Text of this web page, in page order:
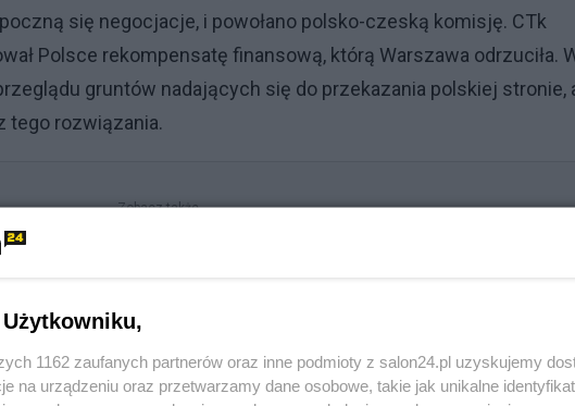
się negocjacje, i powołano polsko-czeską komisję. CTk
Polsce rekompensatę finansową, którą Warszawa odrzuciła.
gruntów nadających się do przekazania polskiej stronie,
tego rozwiązania.
Zobacz także
1162 zaufanych partnerów oraz inne podmioty z salon24.pl uzyskujemy
na urządzeniu oraz przetwarzamy dane osobowe, takie jak unikalne